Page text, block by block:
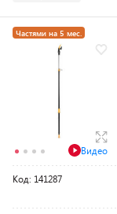
Частями на 5 мес.
Разумная цена
Видео
Код: 141287